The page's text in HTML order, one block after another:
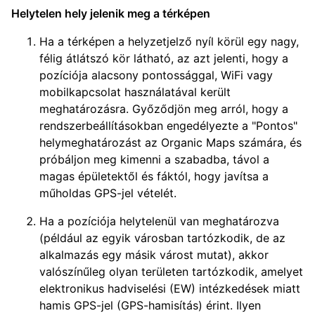
Helytelen hely jelenik meg a térképen
Ha a térképen a helyzetjelző nyíl körül egy nagy,
félig átlátszó kör látható, az azt jelenti, hogy a
pozíciója alacsony pontossággal, WiFi vagy
mobilkapcsolat használatával került
meghatározásra. Győződjön meg arról, hogy a
rendszerbeállításokban engedélyezte a "Pontos"
helymeghatározást az Organic Maps számára, és
próbáljon meg kimenni a szabadba, távol a
magas épületektől és fáktól, hogy javítsa a
műholdas GPS-jel vételét.
Ha a pozíciója helytelenül van meghatározva
(például az egyik városban tartózkodik, de az
alkalmazás egy másik várost mutat), akkor
valószínűleg olyan területen tartózkodik, amelyet
elektronikus hadviselési (EW) intézkedések miatt
hamis GPS-jel (GPS-hamisítás) érint. Ilyen